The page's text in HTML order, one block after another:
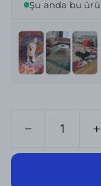
Şu anda bu